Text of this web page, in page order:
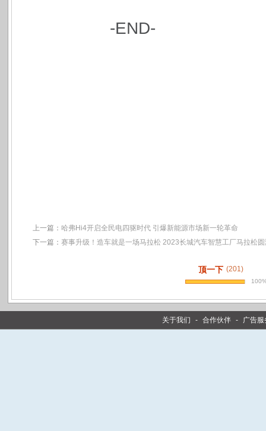
-END-
上一篇： 哈弗Hi4开启全民电四驱时代 引爆新能源市场新一轮革命
下一篇： 赛事升级！造车就是一场马拉松 2023长城汽车智慧工厂马拉松
顶一下 (201)
关于我们 - 合作伙伴 - 广告服